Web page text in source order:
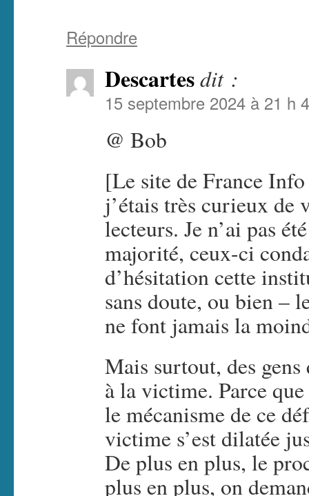
Répondre
Descartesdit :
15 septembre 2024 à 21 h
@ Bob
[Le site de France
j’étais très curieux de
lecteurs. Je n’ai pas
majorité, ceux-ci
d’hésitation cette
sans doute, ou bien –
ne font jamais la
Mais surtout, des
à la victime. Parce
le mécanisme de ce
victime s’est dilatée
De plus en plus, le
plus en plus, on